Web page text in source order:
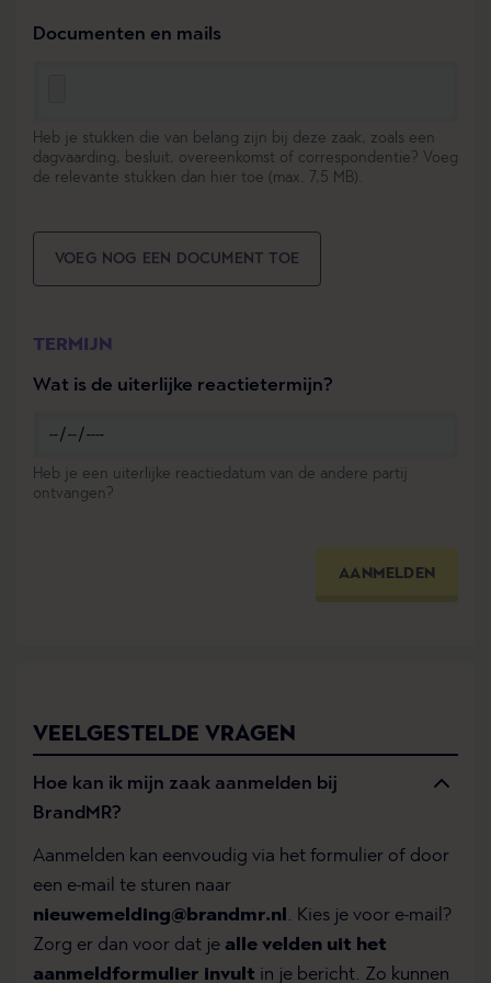
Documenten en mails
Heb je stukken die van belang zijn bij deze zaak, zoals een
dagvaarding, besluit, overeenkomst of correspondentie? Voeg
de relevante stukken dan hier toe (max. 7,5 MB).
VOEG NOG EEN DOCUMENT TOE
TERMIJN
Wat is de uiterlijke reactietermijn?
Heb je een uiterlijke reactiedatum van de andere partij
ontvangen?
AANMELDEN
VEELGESTELDE VRAGEN
Hoe kan ik mijn zaak aanmelden bij
BrandMR?
Aanmelden kan eenvoudig via het formulier of door
een e-mail te sturen naar
nieuwemelding@brandmr.nl . Kies je voor e-mail?
Zorg er dan voor dat je alle velden uit het
aanmeldformulier invult in je bericht. Zo kunnen